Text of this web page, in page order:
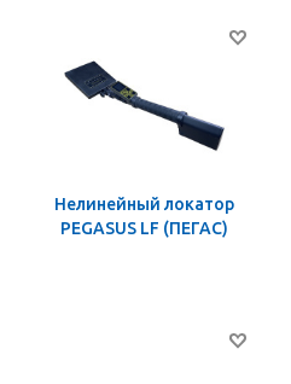
Нелинейный локатор
PEGASUS LF (ПЕГАС)